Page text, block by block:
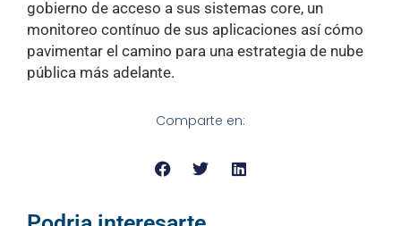
gobierno de acceso a sus sistemas core, un
monitoreo contínuo de sus aplicaciones así cómo
pavimentar el camino para una estrategia de nube
pública más adelante.
Comparte en: